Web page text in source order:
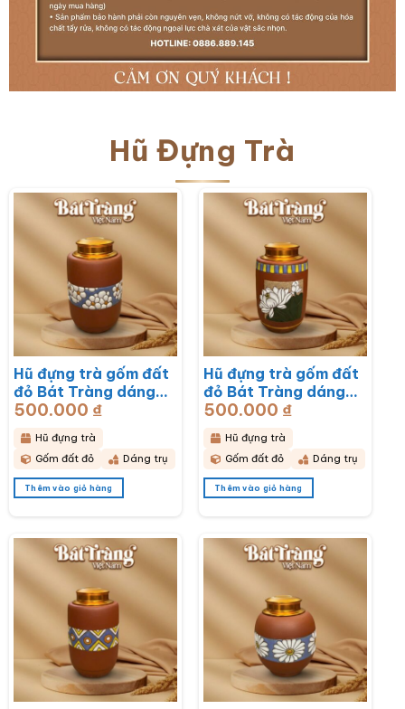
Hũ Đựng Trà
Hũ đựng trà gốm đất
đỏ Bát Tràng dáng
trụ hoạ tiết hoa mai
trắng BT-HĐT13
500.000 ₫
Hũ đựng trà
Gốm đất đỏ
Dáng trụ
Thêm vào giỏ hàng
Hũ đựng trà gốm đất
đỏ Bát Tràng dáng
trụ hoạ tiết hoa sen
BT-HĐT12
500.000 ₫
Hũ đựng trà
Gốm đất đỏ
Dáng trụ
Thêm vào giỏ hàng